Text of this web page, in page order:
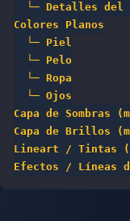
└─ Detalles del
Colores Planos
  └─ Piel
  └─ Pelo
  └─ Ropa
  └─ Ojos
Capa de Sombras
Capa de Brillos
Lineart / Tintas
Efectos / Líneas